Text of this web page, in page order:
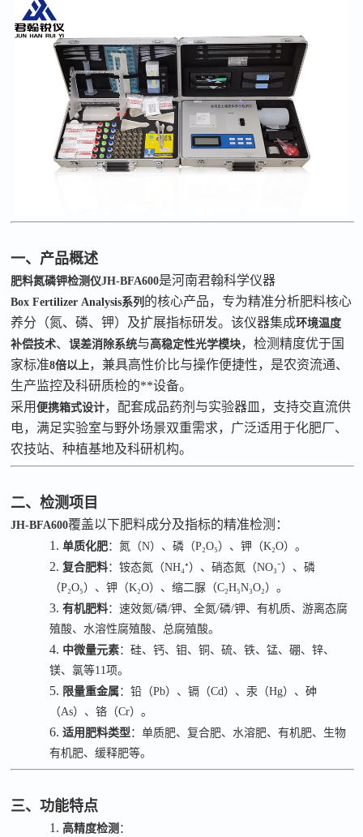
一、产品概述
肥料氮磷钾检测仪JH-BFA600是河南君翰科学仪器
Box Fertilizer Analysis系列 的核心产品，专为精准分析肥料核心
养分（氮、磷、钾）及扩展指标研发。该仪器集成环境温度
补偿技术、误差消除系统与高稳定性光学模块，检测精度优于国
家标准8倍以上，兼具高性价比与操作便捷性，是农资流通、
生产监控及科研质检的**设备。
采用便携箱式设计，配套成品药剂与实验器皿，支持交直流供
电，满足实验室与野外场景双重需求，广泛适用于化肥厂、
农技站、种植基地及科研机构。
二、检测项目
JH-BFA600覆盖以下肥料成分及指标的精准检测：
1.单质化肥：氮（N）、磷（P₂O₅）、钾（K₂O）。
2.复合肥料：铵态氮（NH₄⁺）、硝态氮（NO₃⁻）、磷
（P₂O₅）、钾（K₂O）、缩二脲（C₂H₅N₃O₂）。
3.有机肥料：速效氮/磷/钾、全氮/磷/钾、有机质、游离态腐
殖酸、水溶性腐殖酸、总腐殖酸。
4. 中微量元素：硅、钙、钼、铜、硫、铁、锰、硼、锌、
镁、氯等11项。
5. 限量重金属：铅（Pb）、镉（Cd）、汞（Hg）、砷
（As）、铬（Cr）。
6.适用肥料类型：单质肥、复合肥、水溶肥、有机肥、生物
有机肥、缓释肥等。
三、功能特点
1.高精度检测 ：